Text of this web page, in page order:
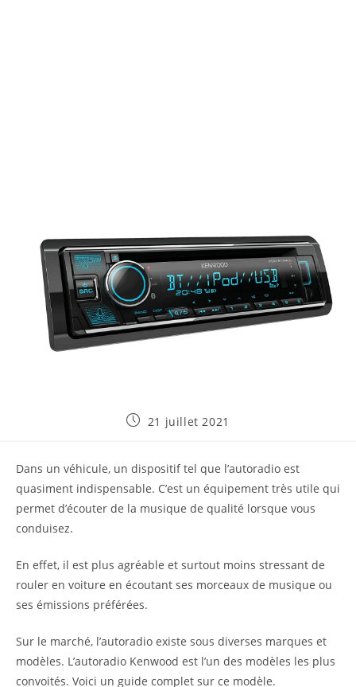
Publication
21 juillet 2021
Dans un véhicule, un dispositif tel que l’autoradio est
quasiment indispensable. C’est un équipement très utile qui
permet d’écouter de la musique de qualité lorsque vous
conduisez.
En effet, il est plus agréable et surtout moins stressant de
rouler en voiture en écoutant ses morceaux de musique ou
ses émissions préférées.
Sur le marché, l’autoradio existe sous diverses marques et
modèles. L’autoradio Kenwood est l’un des modèles les plus
convoités. Voici un guide complet sur ce modèle.